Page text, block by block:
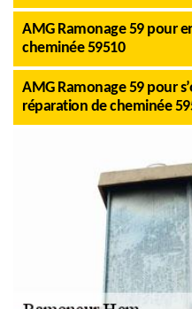
AMG Ramonage 59 pour
cheminée 59510
AMG Ramonage 59 pour
réparation de cheminée